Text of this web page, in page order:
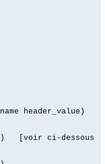
header_value)
[voir ci-dessous